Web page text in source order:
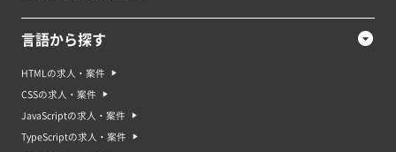
言語から探す
HTMLの求人・案件
CSSの求人・案件
JavaScriptの求人・案件
TypeScriptの求人・案件